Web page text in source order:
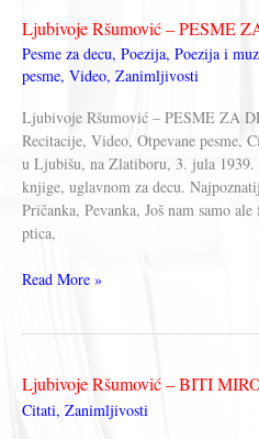
pdf)
Ljubivoje Ršumović – PESME
Pesme za decu, Poezija, Poezija i
pesme, Video, Zanimljivosti
Ljubivoje Ršumović – PESME ZA
Recitacije, Video, Otpevane pesme,
u Ljubišu, na Zlatiboru, 3. jula 1939.
knjige, uglavnom za decu.
Pričanka, Pevanka, Još nam samo
ptica,
Ljubivoje
DECU
Read More »
Ljubivoje Ršumović – BITI
Citati, Zanimljivosti